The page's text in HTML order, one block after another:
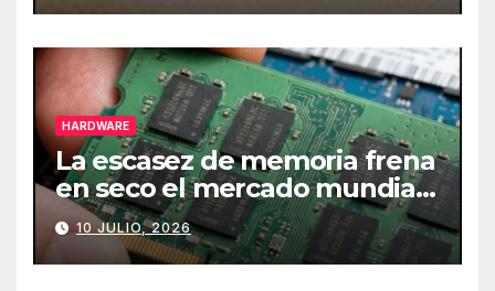
HARDWARE
La escasez de memoria frena
en seco el mercado mundial
de PCs
10 JULIO, 2026